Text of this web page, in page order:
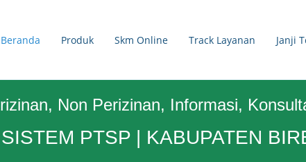
Beranda Produk Skm Online Track Layanan Janji
Non Perizinan, Informasi,
SISTEM PTSP | KABUPATEN